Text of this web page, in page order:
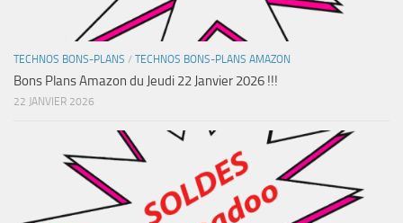
TECHNOS BONS-PLANS / TECHNOS BONS-PLANS AMAZON
Bons Plans Amazon du Jeudi 22 Janvier 2026 !!!
22 JANVIER 2026